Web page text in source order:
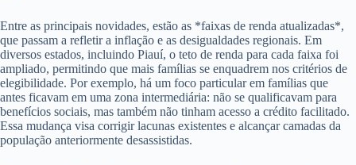
Entre as principais novidades, estão as *faixas de renda atualizadas*,
que passam a refletir a inflação e as desigualdades regionais. Em
diversos estados, incluindo Piauí, o teto de renda para cada faixa foi
ampliado, permitindo que mais famílias se enquadrem nos critérios de
elegibilidade. Por exemplo, há um foco particular em famílias que
antes ficavam em uma zona intermediária: não se qualificavam para
benefícios sociais, mas também não tinham acesso a crédito facilitado.
Essa mudança visa corrigir lacunas existentes e alcançar camadas da
população anteriormente desassistidas.